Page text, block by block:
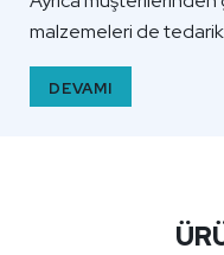
malzemeleri de
DEVAMI